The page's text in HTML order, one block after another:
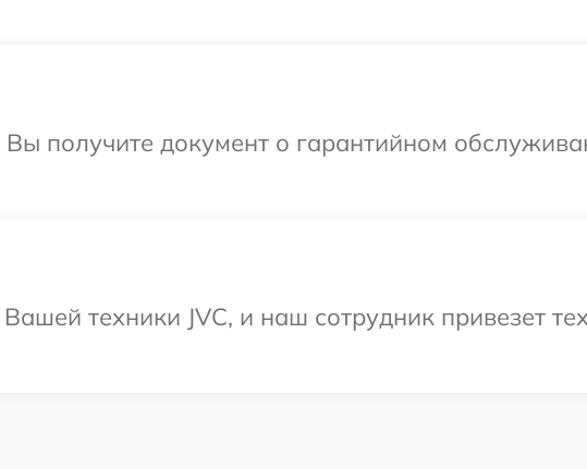
получите документ о гарантийном
техники JVC, и наш сотрудник привезет